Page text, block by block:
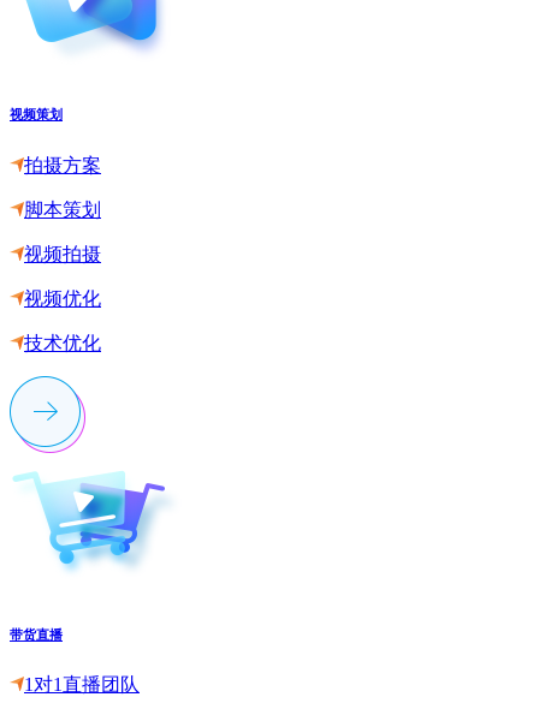
视频策划
拍摄方案
脚本策划
视频拍摄
视频优化
技术优化
带货直播
1对1直播团队